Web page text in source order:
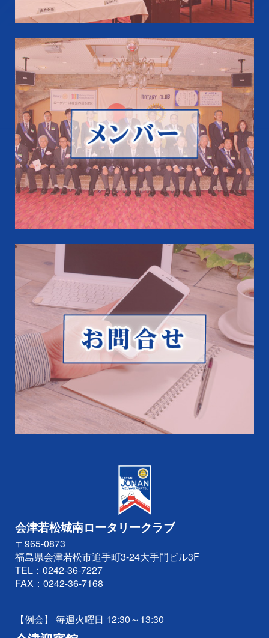
会津若松城南ロータリークラブ
〒965-0873
福島県会津若松市追手町3-24大手門ビル3F
TEL： 0242-36-7227
FAX：0242-36-7168
【例会】 毎週火曜日 12:30～13:30